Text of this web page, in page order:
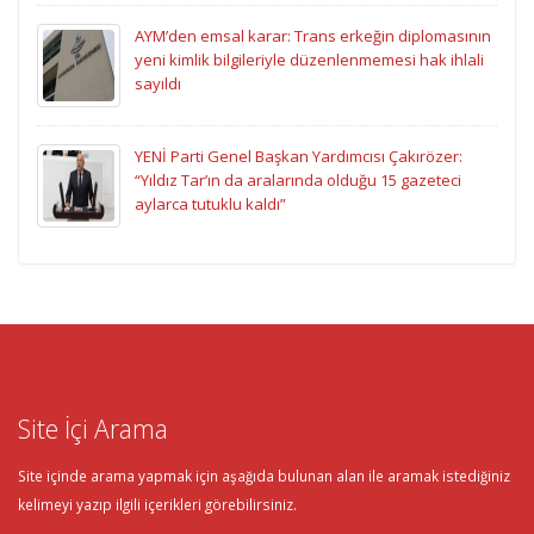
AYM’den emsal karar: Trans erkeğin diplomasının
yeni kimlik bilgileriyle düzenlenmemesi hak ihlali
sayıldı
YENİ Parti Genel Başkan Yardımcısı Çakırözer:
“Yıldız Tar’ın da aralarında olduğu 15 gazeteci
aylarca tutuklu kaldı”
Site İçi Arama
Site içinde arama yapmak için aşağıda bulunan alan ile aramak istediğiniz
kelimeyi yazıp ilgili içerikleri görebilirsiniz.